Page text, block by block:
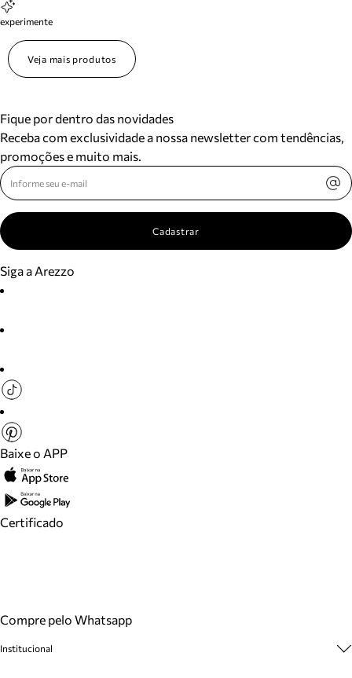
experimente
Veja mais produtos
Fique por dentro das novidades
Receba com exclusividade a nossa newsletter com tendências,
promoções e muito mais.
Cadastrar
Siga a Arezzo
Baixe o APP
Certificado
Compre pelo Whatsapp
Institucional